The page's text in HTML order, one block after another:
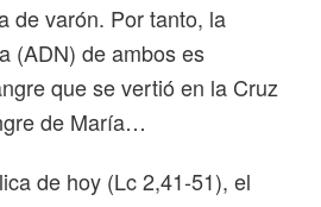
de varón. Por tanto, la
(ADN) de ambos es
que se vertió en la Cruz
de María…
de hoy (Lc 2,41-51), el